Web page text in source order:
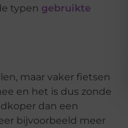
typen gebruikte
maar vaker fietsen
en het is dus zonde
dan een
bijvoorbeeld meer